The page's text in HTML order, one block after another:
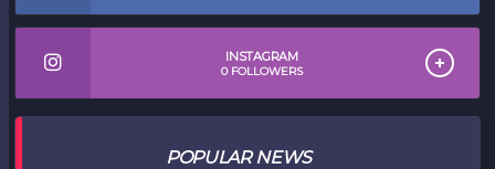
INSTAGRAM
0FOLLOWERS
POPULAR NEWS